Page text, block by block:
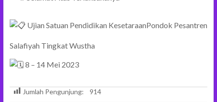
Ujian Satuan Pendidikan KesetaraanPondok Pesantren
Salafiyah Tingkat Wustha
8 – 14 Mei 2023
Jumlah Pengunjung: 914